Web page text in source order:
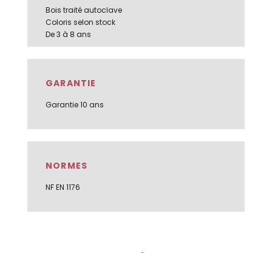
Bois traité autoclave
Coloris selon stock
De 3 à 8 ans
GARANTIE
Garantie 10 ans
NORMES
NF EN 1176